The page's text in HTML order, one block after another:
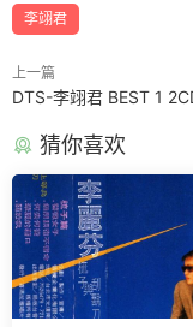
李翊君
上一篇
DTS-李翊君 BEST 1
猜你喜欢